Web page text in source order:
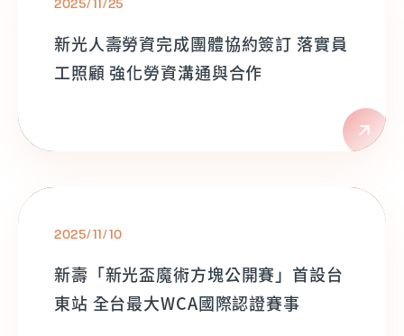
2025/11/25
新光人壽勞資完成團體協約簽訂 落實員
工照顧 強化勞資溝通與合作
2025/11/10
新壽「新光盃魔術方塊公開賽」首設台
東站 全台最大WCA國際認證賽事